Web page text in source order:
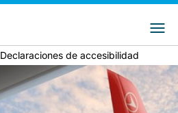
Preferred language
Español
Declaraciones de accesibilidad